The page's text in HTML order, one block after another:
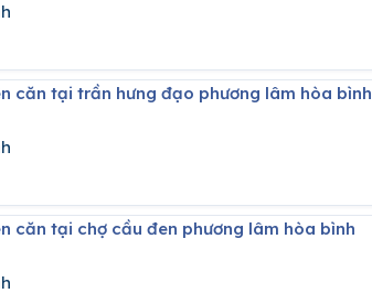
căn tại trần hưng đạo phương lâm hòa bình
căn tại chợ cầu đen phương lâm hòa bình